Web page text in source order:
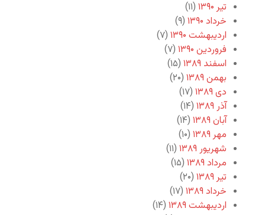
تیر ۱۳۹۰
(۱۱)
خرداد ۱۳۹۰
(۹)
اردیبهشت ۱۳۹۰
(۷)
فروردین ۱۳۹۰
(۷)
اسفند ۱۳۸۹
(۱۵)
بهمن ۱۳۸۹
(۲۰)
دی ۱۳۸۹
(۱۷)
آذر ۱۳۸۹
(۱۴)
آبان ۱۳۸۹
(۱۴)
مهر ۱۳۸۹
(۱۰)
شهریور ۱۳۸۹
(۱۱)
مرداد ۱۳۸۹
(۱۵)
تیر ۱۳۸۹
(۲۰)
خرداد ۱۳۸۹
(۱۷)
اردیبهشت ۱۳۸۹
(۱۴)